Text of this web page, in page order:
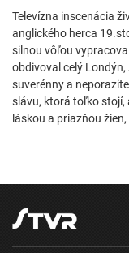
Televízna inscenácia
anglického herca
silnou vôľou
obdivoval celý
suverénny a
slávu, ktorá toľko stojí,
láskou a priazňou